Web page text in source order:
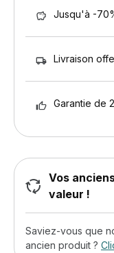
Jusqu'à -
Livraison
Garantie de
Vos
valeur !
Saviez-vous que
ancien produit ?